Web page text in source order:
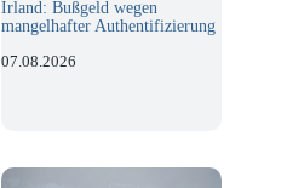
Irland: Bußgeld wegen
mangelhafter Authentifizierung
07.08.2026